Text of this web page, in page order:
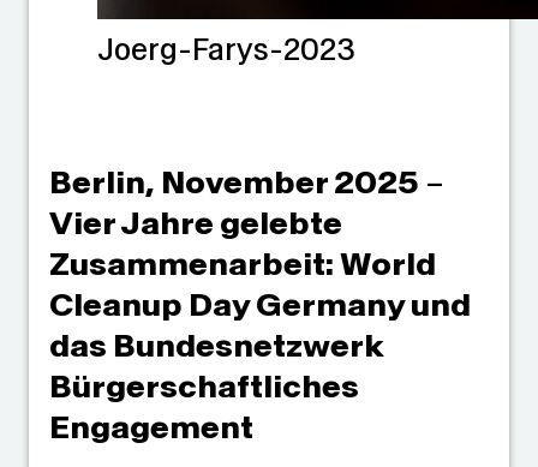
Joerg-Farys-2023
Berlin, November 2025 –
Vier Jahre gelebte
Zusammenarbeit: World
Cleanup Day Germany und
das Bundesnetzwerk
Bürgerschaftliches
Engagement